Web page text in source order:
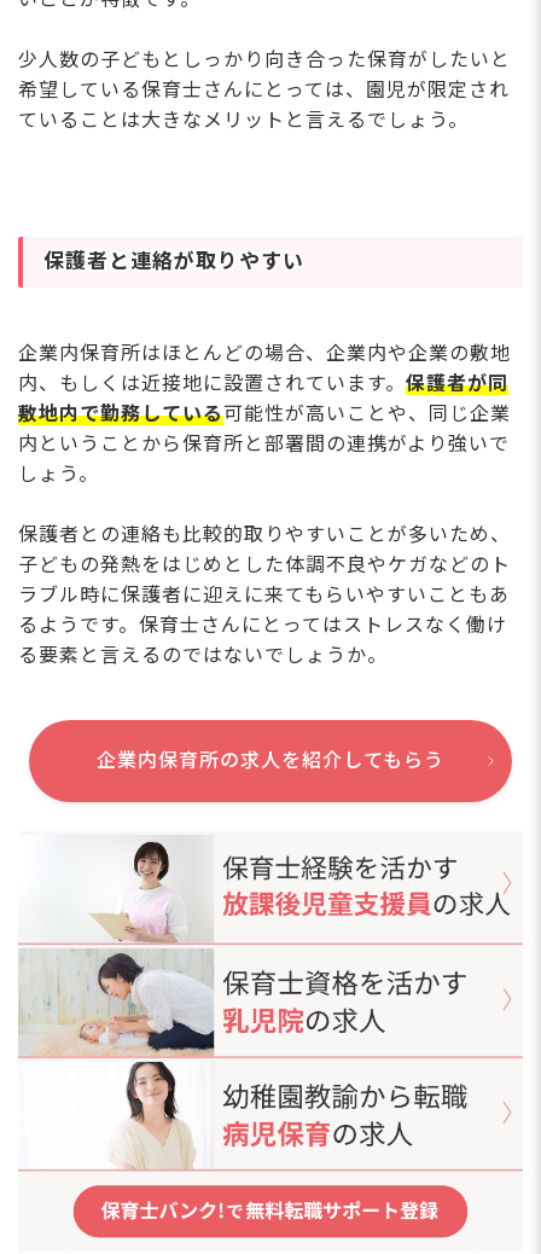
少人数の子どもとしっかり向き合った保育がしたいと
希望している保育士さんにとっては、園児が限定され
ていることは大きなメリットと言えるでしょう。
保護者と連絡が取りやすい
企業内保育所はほとんどの場合、企業内や企業の敷地
内、もしくは近接地に設置されています。 保護者が同
敷地内で勤務している可能性が高いことや、同じ企業
内ということから保育所と部署間の連携がより強いで
しょう。
保護者との連絡も比較的取りやすいことが多いため、
子どもの発熱をはじめとした体調不良やケガなどのト
ラブル時に保護者に迎えに来てもらいやすいこともあ
るようです。保育士さんにとってはストレスなく働け
る要素と言えるのではないでしょうか。
企業内保育所の求人を紹介してもらう